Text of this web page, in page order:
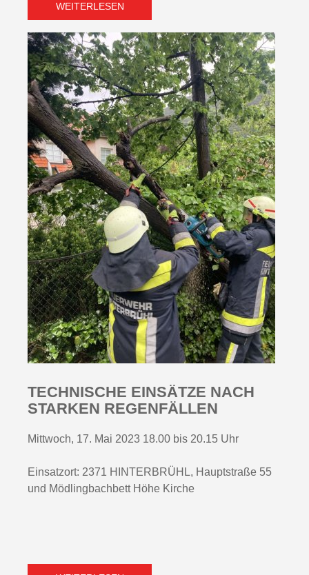
WEITERLESEN
TECHNISCHE EINSÄTZE NACH
STARKEN REGENFÄLLEN
Mittwoch, 17. Mai 2023 18.00 bis 20.15 Uhr
Einsatzort: 2371 HINTERBRÜHL, Hauptstraße 55
und Mödlingbachbett Höhe Kirche